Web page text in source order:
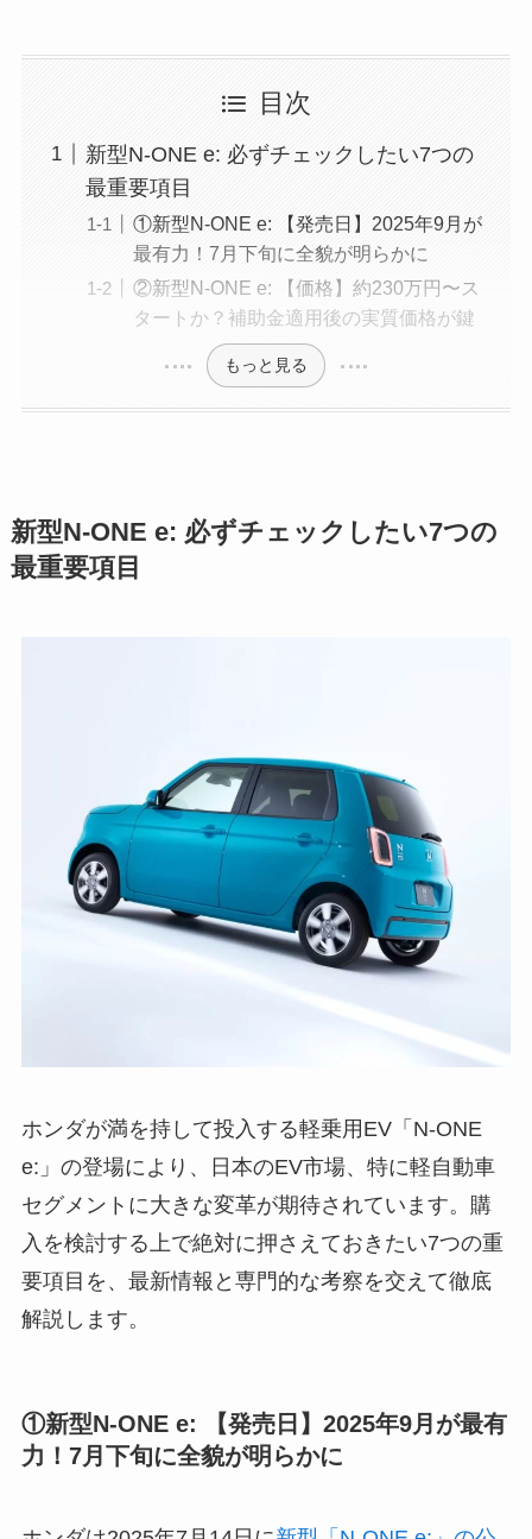
目次
新型N-ONE e: 必ずチェックしたい7つの
最重要項目
①新型N-ONE e: 【発売日】2025年9月が
最有力！7月下旬に全貌が明らかに
②新型N-ONE e: 【価格】約230万円〜ス
タートか？補助金適用後の実質価格が鍵
もっと見る
新型N-ONE e: 必ずチェックしたい7つの
最重要項目
ホンダが満を持して投入する軽乗用EV「N-ONE
e:」の登場により、日本のEV市場、特に軽自動車
セグメントに大きな変革が期待されています。購
入を検討する上で絶対に押さえておきたい7つの重
要項目を、最新情報と専門的な考察を交えて徹底
解説します。
①新型N-ONE e: 【発売日】2025年9月が最有
力！7月下旬に全貌が明らかに